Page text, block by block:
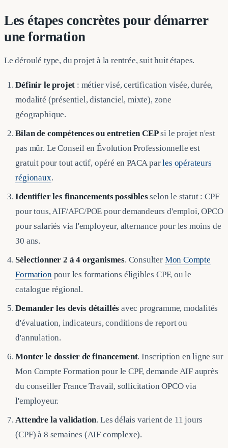
Les étapes concrètes pour démarrer
une formation
Le déroulé type, du projet à la rentrée, suit huit étapes.
Définir le projet : métier visé, certification visée, durée,
modalité (présentiel, distanciel, mixte), zone
géographique.
Bilan de compétences ou entretien CEPsi le projet n'est
pas mûr. Le Conseil en Évolution Professionnelle est
gratuit pour tout actif, opéré en PACA parles opérateurs
régionaux.
Identifier les financements possiblesselon le statut : CPF
pour tous, AIF/AFC/POE pour demandeurs d'emploi, OPCO
pour salariés via l'employeur, alternance pour les moins de
30 ans.
Sélectionner 2 à 4 organismes. Consulter Mon Compte
Formationpour les formations éligibles CPF, ou le
catalogue régional.
Demander les devis détaillés avec programme, modalités
d'évaluation, indicateurs, conditions de report ou
d'annulation.
Monter le dossier de financement. Inscription en ligne sur
Mon Compte Formation pour le CPF, demande AIF auprès
du conseiller France Travail, sollicitation OPCO via
l'employeur.
Attendre la validation. Les délais varient de 11 jours
(CPF) à 8 semaines (AIF complexe).